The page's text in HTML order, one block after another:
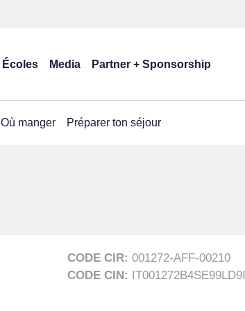
Écoles Media Partner + Sponsorship
Où manger Préparer ton séjour
CODE CIR: 001272-AFF-00210
CODE CIN: IT001272B4SE99LD9I